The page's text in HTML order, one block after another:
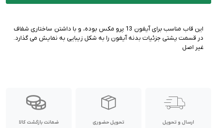
این قاب مناسب برای آیفون 13 پرو مکس بوده، و با داشتن ساختاری شفاف
غیر اصل
ارسال و تحویل
تحویل حضوری
ضمانت بازگشت کالا